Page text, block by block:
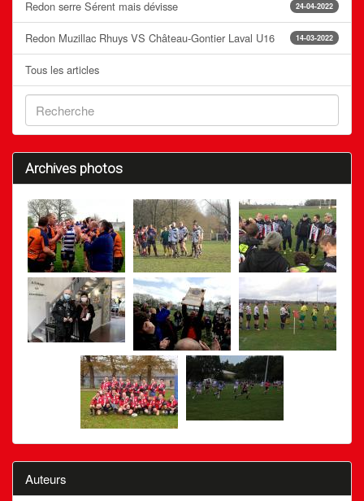
24-04-2022
Redon serre Sérent mais dévisse
14-03-2022
Redon Muzillac Rhuys VS Château-Gontier Laval U16
Tous les articles
Archives photos
Auteurs